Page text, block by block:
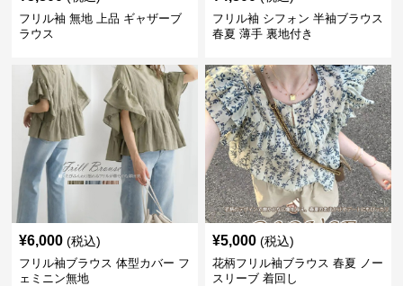
フリル袖 無地 上品 ギャザーブ
ラウス
フリル袖 シフォン 半袖ブラウス
春夏 薄手 裏地付き
¥6,000 (税込)
フリル袖ブラウス 体型カバー フ
ェミニン無地
¥5,000 (税込)
花柄フリル袖ブラウス 春夏 ノー
スリーブ 着回し